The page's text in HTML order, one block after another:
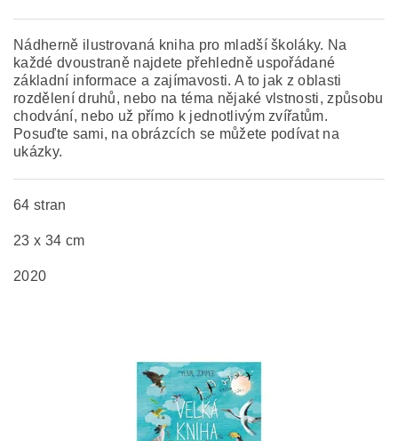
Nádherně ilustrovaná kniha pro mladší školáky. Na
každé dvoustraně najdete přehledně uspořádané
základní informace a zajímavosti. A to jak z oblasti
rozdělení druhů, nebo na téma nějaké vlstnosti, způsobu
chodvání, nebo už přímo k jednotlivým zvířatům.
Posuďte sami, na obrázcích se můžete podívat na
ukázky.
64 stran
23 x 34 cm
2020